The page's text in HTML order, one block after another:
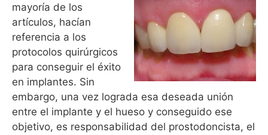
mayoría de los
artículos, hacían
referencia a los
protocolos quirúrgicos
para conseguir el éxito
en implantes. Sin
embargo, una vez lograda esa deseada unión
entre el implante y el hueso y conseguido ese
objetivo, es responsabilidad del prostodoncista, el